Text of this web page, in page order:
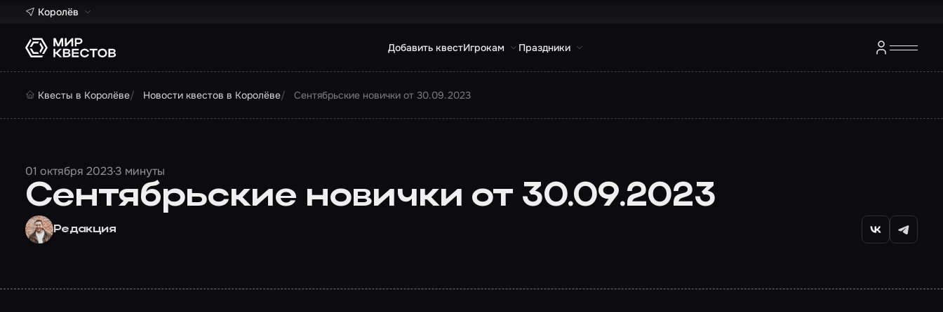
Королёв
Добавить квестИгрокам Праздники
Квесты в Королёве Новости квестов в Королёве Сентябрьские новички от 30.09.2023
01 октября 20233 минуты
Сентябрьские новички от 30.09.2023
Редакция